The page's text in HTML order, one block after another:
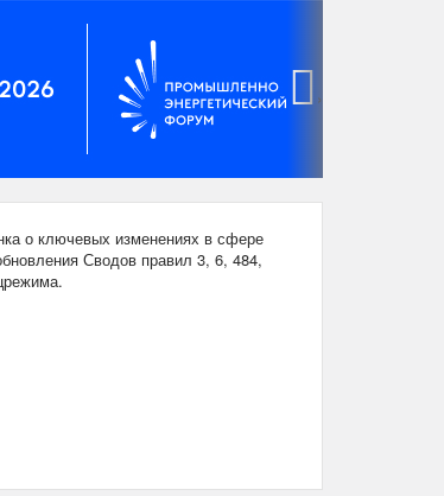
›
о ключевых изменениях в сфере
Сводов правил 3, 6, 484,